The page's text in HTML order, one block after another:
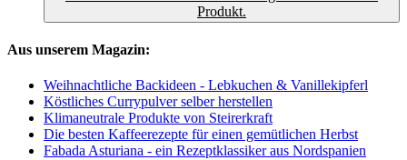
Produkt.
Aus unserem Magazin:
Weihnachtliche Backideen - Lebkuchen & Vanillekipferl
Köstliches Currypulver selber herstellen
Klimaneutrale Produkte von Steirerkraft
Die besten Kaffeerezepte für einen gemütlichen Herbst
Fabada Asturiana - ein Rezeptklassiker aus Nordspanien